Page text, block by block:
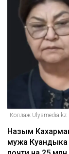
Коллаж Ulysmedia.kz
Назым
мужа Куандыка